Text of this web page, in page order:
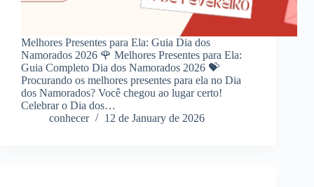
Melhores Presentes para Ela: Guia Dia dos
Namorados 2026 🌹 Melhores Presentes para Ela:
Guia Completo Dia dos Namorados 2026 💝
Procurando os melhores presentes para ela no Dia
dos Namorados? Você chegou ao lugar certo!
Celebrar o Dia dos…
conhecer
12 de January de 2026